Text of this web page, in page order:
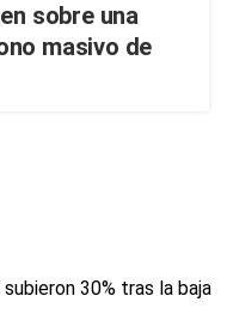
sobre una
masivo de